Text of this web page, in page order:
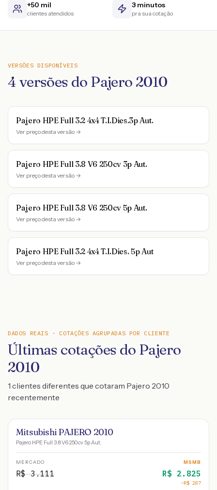
+50 mil
clientes atendidos
3 minutos
pra sua cotação
VERSÕES DISPONÍVEIS
4versões do Pajero 2010
Pajero HPE Full 3.2 4x4 T.I.Dies.3p Aut.
Ver preço desta versão →
Pajero HPE Full 3.8 V6 250cv 3p Aut.
Ver preço desta versão →
Pajero HPE Full 3.8 V6 250cv 5p Aut.
Ver preço desta versão →
Pajero HPE Full 3.2 4x4 T.I.Dies. 5p Aut
Ver preço desta versão →
DADOS REAIS · COTAÇÕES AGRUPADAS POR CLIENTE
Últimas cotações do Pajero
2010
1 clientes diferentes que cotaram Pajero 2010
recentemente
Mitsubishi PAJERO 2010
Pajero HPE Full 3.8 V6 250cv 5p Aut.
MERCADO
R$3.111
MSMB
R$ 2.825
−R$ 287